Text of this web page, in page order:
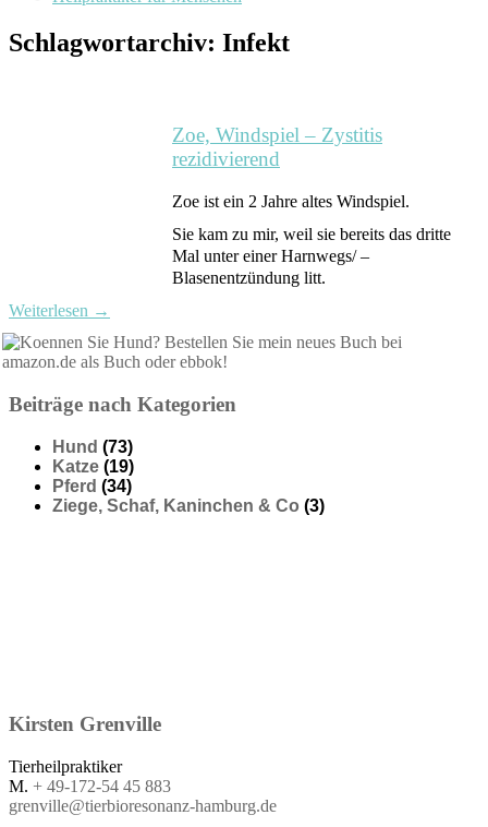
Schlagwortarchiv: Infekt
Zoe, Windspiel – Zystitis
rezidivierend
Zoe ist ein 2 Jahre altes Windspiel.
Sie kam zu mir, weil sie bereits das dritte
Mal unter einer Harnwegs/ –
Blasenentzündung litt.
Weiterlesen →
Beiträge nach Kategorien
Hund (73)
Katze (19)
Pferd (34)
Ziege, Schaf, Kaninchen & Co (3)
Kirsten Grenville
Tierheilpraktiker
M. + 49-172-54 45 883
grenville@tierbioresonanz-hamburg.de